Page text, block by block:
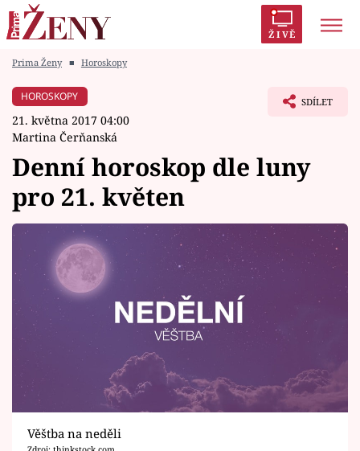
ŽIVĚ
Módní alarm
Témata
Celebrity
Vztahy
Seriály
Sledujte prima+
Filmový festival Karlovy Vary
Prima Ženy ■ Horoskopy
HOROSKOPY
21. května 2017 04:00
Martina Čerňanská
SDÍLET
Denní horoskop dle luny
pro 21. květen
Věštba na neděli